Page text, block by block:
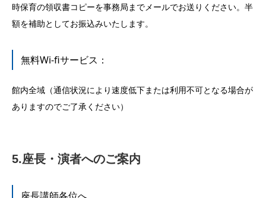
時保育の領収書コピーを事務局までメールでお送りください。半
額を補助としてお振込みいたします。
無料Wi-fiサービス：
館内全域（通信状況により速度低下または利用不可となる場合が
ありますのでご了承ください）
5.座長・演者へのご案内